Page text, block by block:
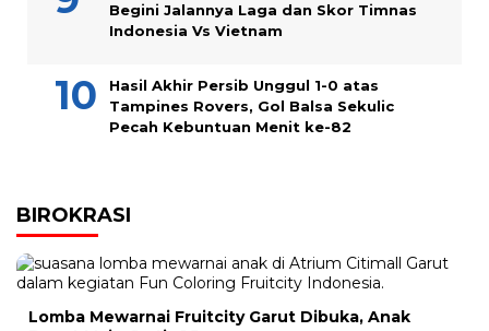
Begini Jalannya Laga dan Skor Timnas
Indonesia Vs Vietnam
Hasil Akhir Persib Unggul 1-0 atas
Tampines Rovers, Gol Balsa Sekulic
Pecah Kebuntuan Menit ke-82
BIROKRASI
Lomba Mewarnai Fruitcity Garut Dibuka, Anak